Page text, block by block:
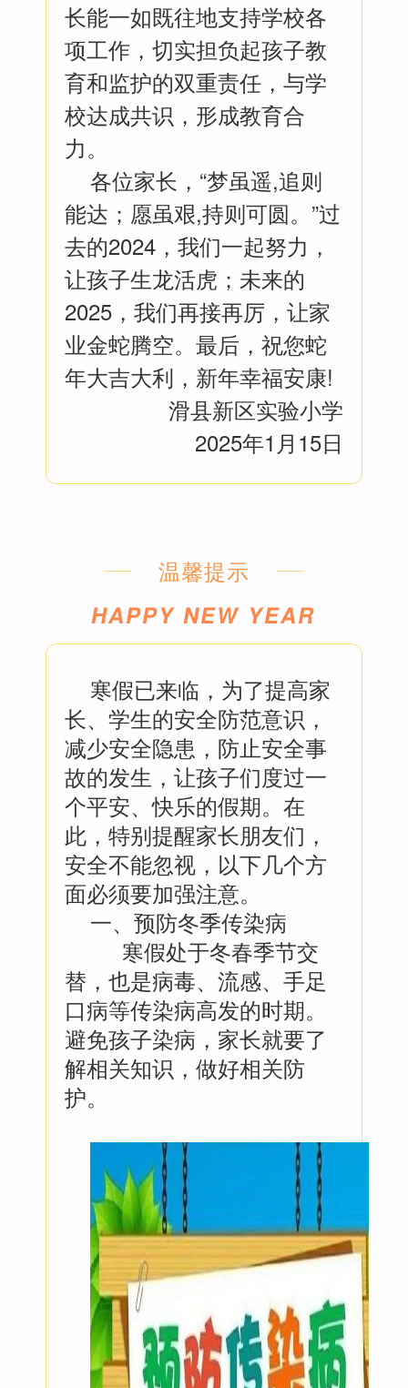
长能一如既往地支持学校各
项工作，切实担负起孩子教
育和监护的双重责任，与学
校达成共识，形成教育合
力。
各位家长，“梦虽遥,追则
能达；愿虽艰,持则可圆。”过
去的2024，我们一起努力，
让孩子生龙活虎；未来的
2025，我们再接再厉，让家
业金蛇腾空。最后，祝您蛇
年大吉大利，新年幸福安康!
滑县新区实验小学
2025年1月15日
温馨提示
HAPPY NEW YEAR
寒假已来临，为了提高家
长、学生的安全防范意识，
减少安全隐患，防止安全事
故的发生，让孩子们度过一
个平安、快乐的假期。在
此，特别提醒家长朋友们，
安全不能忽视，以下几个方
面必须要加强注意。
一、预防冬季传染病
寒假处于冬春季节交
替，也是病毒、流感、手足
口病等传染病高发的时期。
避免孩子染病，家长就要了
解相关知识，做好相关防
护。